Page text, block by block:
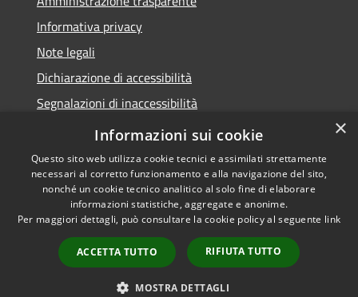
Informativa privacy
Note legali
Dichiarazione di accessibilità
Segnalazioni di inaccessibilità
Whistleblowing segnalazione illeciti
Accessibilità
Copyright © 2026 • Comune di
Valfurva • Powered by
Municipium•
Accesso
redazione
×
Informazioni sui cookie
Questo sito web utilizza cookie tecnici e assimilati strettamente
necessari al corretto funzionamento e alla navigazione del sito,
nonché un cookie tecnico analitico al solo fine di elaborare
informazioni statistiche, aggregate e anonime.
Per maggiori dettagli, può consultare la cookie policy al seguente link
ACCETTA TUTTO RIFIUTA TUTTO
MOSTRA DETTAGLI